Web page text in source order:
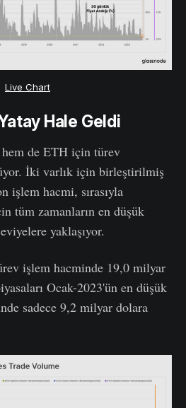
Live Chart
Hale Geldi
de ETH için türev
İki varlık için birleştirilmiş
işlem hacmi, sırasıyla
tüm zamanların en düşük
yaklaşıyor.
işlem hacminde 19,0 milyar
Ocak-2023'ün en düşük
sadece 9,2 milyar dolara